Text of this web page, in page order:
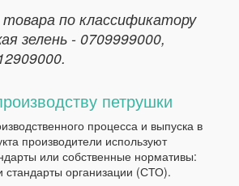
по классификатору
зелень - 0709999000,
петрушки
процесса и выпуска в
производители используют
или собственные нормативы:
стандарты организации (СТО).